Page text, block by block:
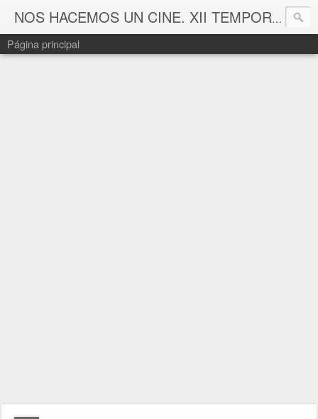
NOS HACEMOS UN CINE. XII TEMPORADA
Página principal